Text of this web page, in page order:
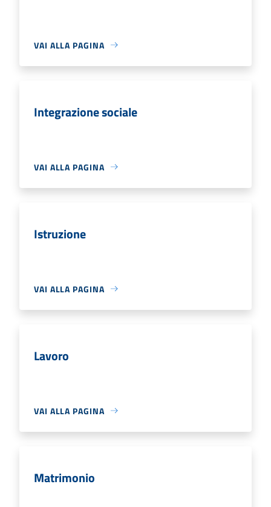
VAI ALLA PAGINA
Integrazione sociale
VAI ALLA PAGINA
Istruzione
VAI ALLA PAGINA
Lavoro
VAI ALLA PAGINA
Matrimonio